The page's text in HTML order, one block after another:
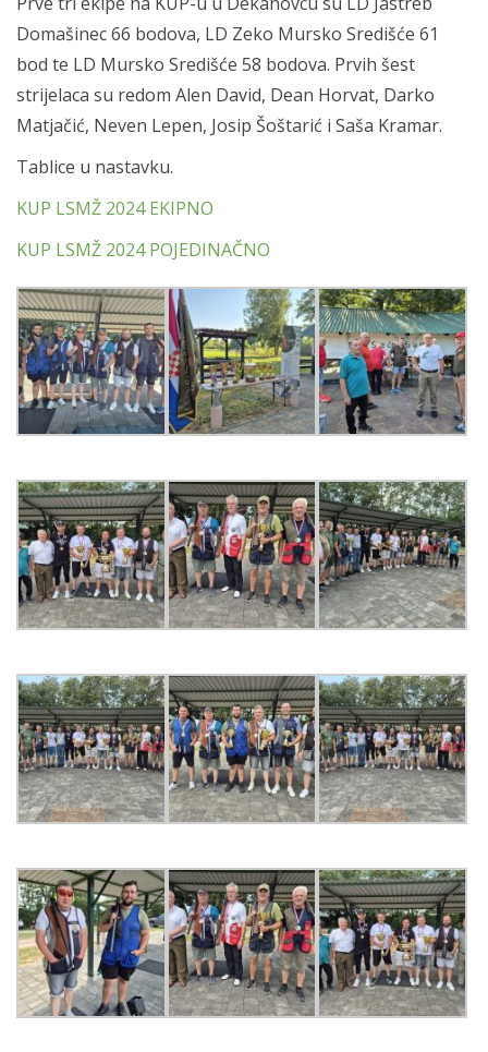
Domašinec 66 bodova, LD Zeko Mursko Središće 61
bod te LD Mursko Središće 58 bodova. Prvih šest
strijelaca su redom Alen David, Dean Horvat, Darko
Matjačić, Neven Lepen, Josip Šoštarić i Saša Kramar.
Tablice u nastavku.
KUP LSMŽ 2024 EKIPNO
KUP LSMŽ 2024 POJEDINAČNO